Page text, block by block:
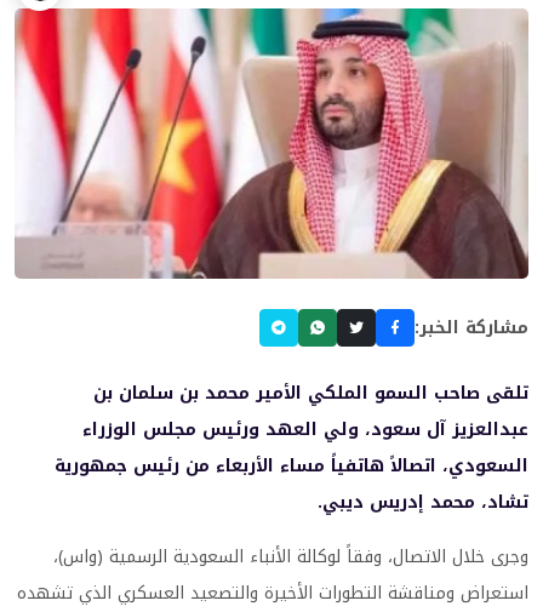
مشاركة الخبر:
تلقى صاحب السمو الملكي الأمير محمد بن سلمان بن
عبدالعزيز آل سعود، ولي العهد ورئيس مجلس الوزراء
السعودي، اتصالاً هاتفياً مساء الأربعاء من رئيس جمهورية
تشاد، محمد إدريس ديبي.
وجرى خلال الاتصال، وفقاً لوكالة الأنباء السعودية الرسمية (واس)،
استعراض ومناقشة التطورات الأخيرة والتصعيد العسكري الذي تشهده